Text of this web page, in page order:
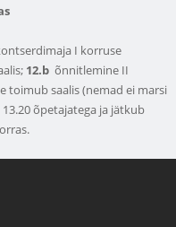
I korruse
12.b õnnitlemine II
toimub saalis (nemad ei marsi
õpetajatega ja jätkub